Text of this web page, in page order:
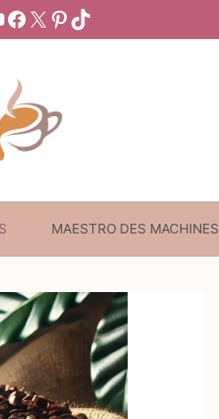
Facebook
X Pinterest
TikTok
MAESTRO DES MACHINES